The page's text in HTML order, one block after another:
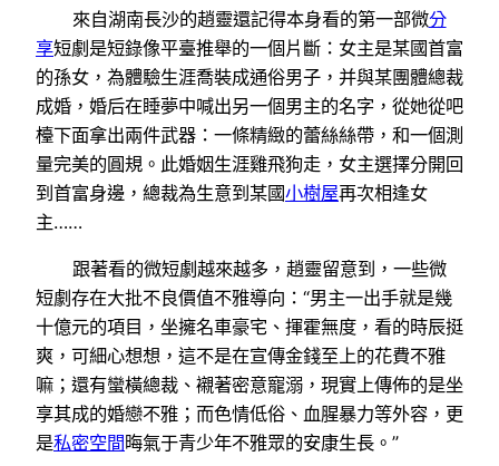
來自湖南長沙的趙靈還記得本身看的第一部微分
享短劇是短錄像平臺推舉的一個片斷：女主是某國首富
的孫女，為體驗生涯喬裝成通俗男子，并與某團體總裁
成婚，婚后在睡夢中喊出另一個男主的名字，從她從吧
檯下面拿出兩件武器：一條精緻的蕾絲絲帶，和一個測
量完美的圓規。此婚姻生涯雞飛狗走，女主選擇分開回
到首富身邊，總裁為生意到某國小樹屋再次相逢女
主……
跟著看的微短劇越來越多，趙靈留意到，一些微
短劇存在大批不良價值不雅導向：“男主一出手就是幾
十億元的項目，坐擁名車豪宅、揮霍無度，看的時辰挺
爽，可細心想想，這不是在宣傳金錢至上的花費不雅
嘛；還有蠻橫總裁、襯著密意寵溺，現實上傳佈的是坐
享其成的婚戀不雅；而色情低俗、血腥暴力等外容，更
是私密空間晦氣于青少年不雅眾的安康生長。”